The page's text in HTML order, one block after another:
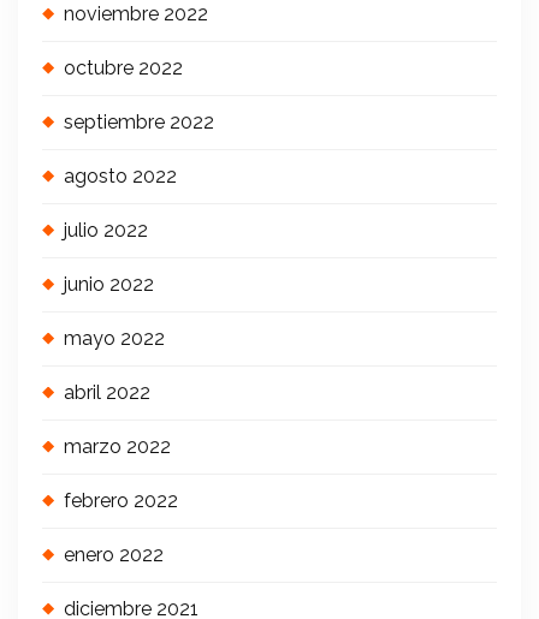
noviembre 2022
octubre 2022
septiembre 2022
agosto 2022
julio 2022
junio 2022
mayo 2022
abril 2022
marzo 2022
febrero 2022
enero 2022
diciembre 2021